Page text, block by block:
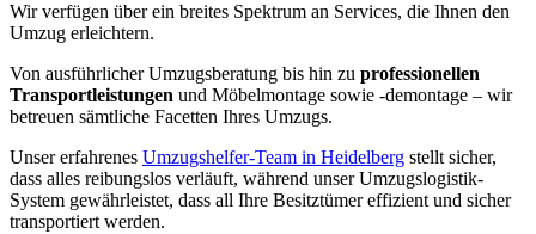
Wir verfügen über ein breites Spektrum an Services, die Ihnen den
Umzug erleichtern.
Von ausführlicher Umzugsberatung bis hin zu professionellen
Transportleistungen und Möbelmontage sowie -demontage – wir
betreuen sämtliche Facetten Ihres Umzugs.
Unser erfahrenes Umzugshelfer-Team in Heidelberg stellt sicher,
dass alles reibungslos verläuft, während unser Umzugslogistik-
System gewährleistet, dass all Ihre Besitztümer effizient und sicher
transportiert werden.